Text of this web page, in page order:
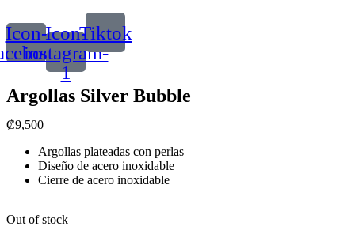
Icon-Icon-
instagram-
1
Tiktok
Argollas Silver Bubble
₡9,500
Argollas plateadas con perlas
Diseño de acero inoxidable
Cierre de acero inoxidable
Out of stock